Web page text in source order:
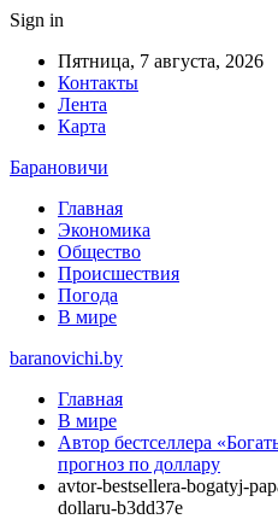
Sign in
Пятница, 7 августа, 2026
Контакты
Лента
Карта
Барановичи
Главная
Экономика
Общество
Происшествия
Погода
В мире
baranovichi.by
Главная
В мире
Автор бестселлера
прогноз по доллару
avtor-bestsellera-bogatyj-
dollaru-b3dd37e